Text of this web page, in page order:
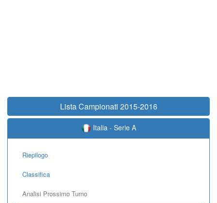
Lista Campionati 2015-2016
Italia - Serie A
Riepilogo
Classifica
Analisi Prossimo Turno